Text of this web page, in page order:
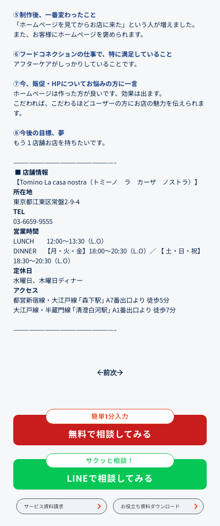
⑤制作後、一番変わったこと
「ホームページを見てからお店に来た」という人が増えました。
また、お客様にホームページを褒められます。
⑥フードコネクションの仕事で、特に満足していること
アフターケアがしっかりしていることです。
⑦今、販促・HPについてお悩みの方に一言
ホームページは作った方が良いです、効果は出ます。
こだわれば、こだわるほどユーザーの方にお店の魅力を伝えられま
す。
⑧今後の目標、夢
もう１店舗お店を持ちたいです。
———————————————————–
■ 店舗情報
【Tomino La casa nostra（トミーノ ラ カーザ ノストラ）】
所在地
東京都江東区常盤2-9-4
TEL
03-6659-9555
営業時間
LUNCH 12:00～13:30（L.O）
DINNER 【月・火・金】18:00～20:30（L.O）／ 【 土・日・祝】
18:30～20:30（L.O）
定休日
水曜日、木曜日ディナー
アクセス
都営新宿線・大江戸線 ｢森下駅｣ A7番出口より 徒歩5分
大江戸線・半蔵門線 ｢清澄白河駅｣ A1番出口より 徒歩7分
———————————————————–
前次
簡単1分入力
無料で相談してみる
サクッと相談！
LINEで相談してみる
サービス資料請求 お役立ち資料ダウンロード